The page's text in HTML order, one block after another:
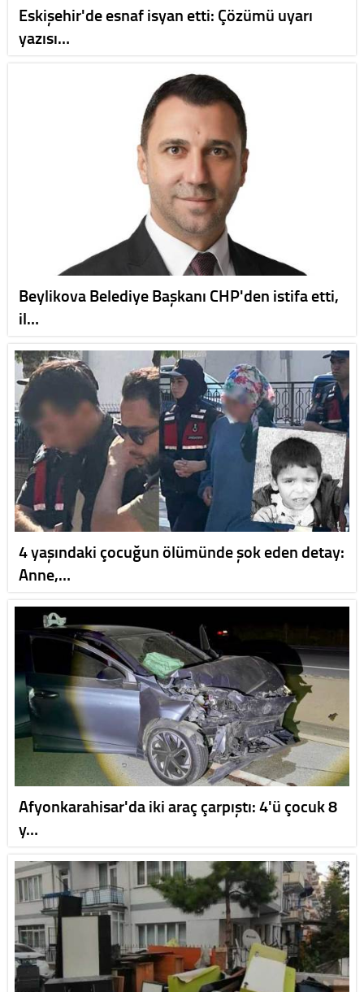
Eskişehir'de esnaf isyan etti: Çözümü uyarı
yazısı…
Beylikova Belediye Başkanı CHP'den istifa etti,
il…
4 yaşındaki çocuğun ölümünde şok eden detay:
Anne,…
Afyonkarahisar'da iki araç çarpıştı: 4'ü çocuk 8
y…